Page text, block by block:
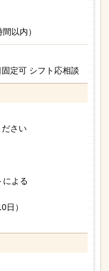
以内）
定可 シフト応相談
さい
よる
）